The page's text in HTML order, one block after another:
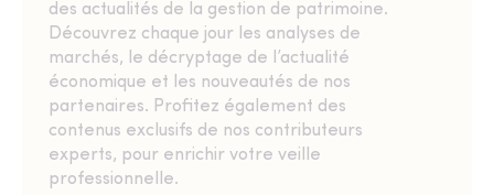
des actualités de la gestion de patrimoine.
Découvrez chaque jour les analyses de
marchés, le décryptage de l’actualité
économique et les nouveautés de nos
partenaires. Profitez également des
contenus exclusifs de nos contributeurs
experts, pour enrichir votre veille
professionnelle.